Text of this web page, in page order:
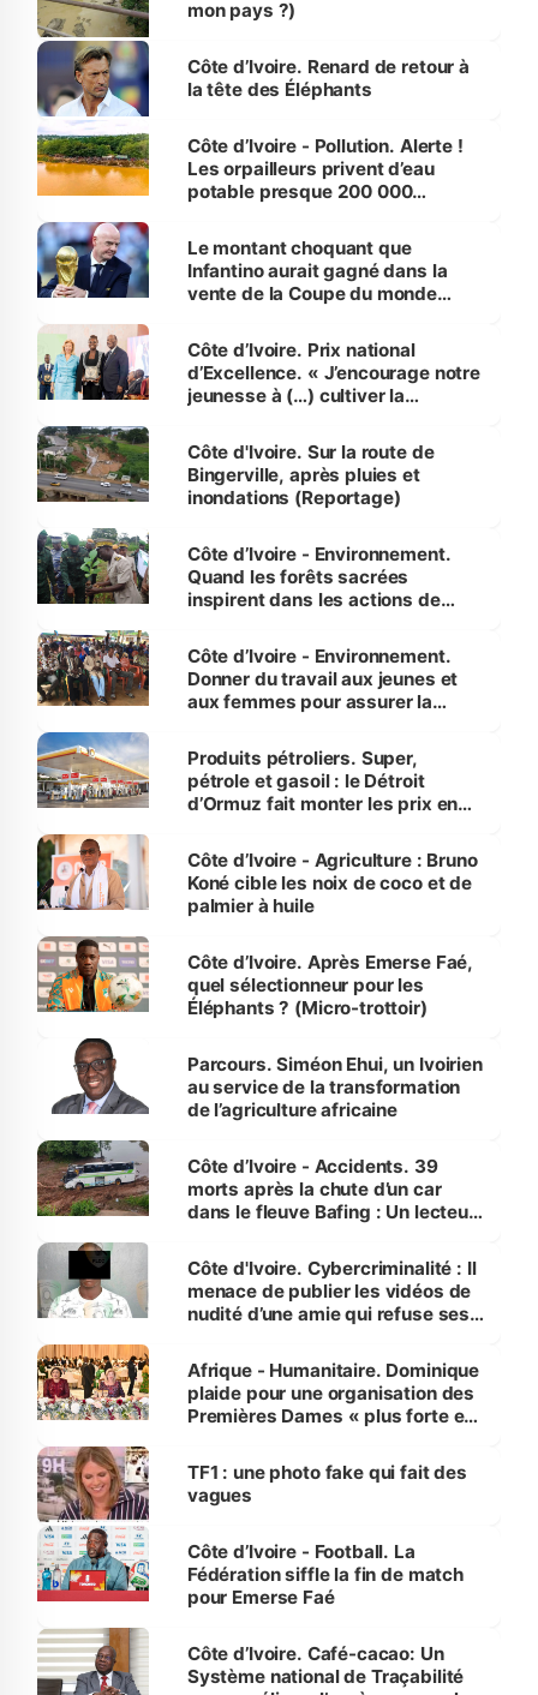
mon pays ?)
Côte d’Ivoire. Renard de retour à
la tête des Éléphants
Côte d’Ivoire - Pollution. Alerte !
Les orpailleurs privent d’eau
potable presque 200 000
Le montant choquant que
Infantino aurait gagné dans la
vente de la Coupe du monde
Côte d’Ivoire. Prix national
d’Excellence. « J’encourage notre
jeunesse à (…) cultiver la
(Alassane Ouattara
Côte d'Ivoire. Sur la route de
Bingerville, après pluies et
inondations (Reportage)
Côte d’Ivoire - Environnement.
Quand les forêts sacrées
inspirent dans les actions de
Côte d’Ivoire - Environnement.
Donner du travail aux jeunes et
aux femmes pour assurer la
menacées
Produits pétroliers. Super,
pétrole et gasoil : le Détroit
d’Ormuz fait monter les prix en
Côte d’Ivoire - Agriculture : Bruno
Koné cible les noix de coco et de
palmier à huile
Côte d’Ivoire. Après Emerse Faé,
quel sélectionneur pour les
Éléphants ? (Micro-trottoir)
Parcours. Siméon Ehui, un Ivoirien
au service de la transformation
de l’agriculture africaine
Côte d’Ivoire - Accidents. 39
morts après la chute d’un car
dans le fleuve Bafing : Un lecteur
des Transports
Côte d'Ivoire. Cybercriminalité : Il
menace de publier les vidéos de
nudité d’une amie qui refuse ses
Afrique - Humanitaire. Dominique
plaide pour une organisation des
Premières Dames « plus forte et
sur la scène internationale »
TF1 : une photo fake qui fait des
vagues
Côte d’Ivoire - Football. La
Fédération siffle la fin de match
pour Emerse Faé
Côte d’Ivoire. Café-cacao: Un
Système national de Traçabilité